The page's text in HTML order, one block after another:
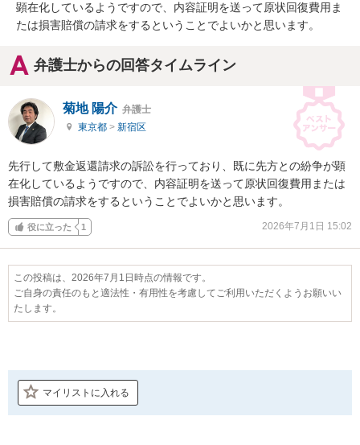
顕在化しているようですので、内容証明を送って原状回復費用ま
たは損害賠償の請求をするということでよいかと思います。
弁護士からの回答タイムライン
菊地 陽介 弁護士
東京都 > 新宿区
先行して敷金返還請求の訴訟を行っており、既に先方との紛争が顕
在化しているようですので、内容証明を送って原状回復費用または
損害賠償の請求をするということでよいかと思います。
役に立った 1 2026年7月1日 15:02
この投稿は、2026年7月1日時点の情報です。
ご自身の責任のもと適法性・有用性を考慮してご利用いただくようお願いい
たします。
マイリストに入れる